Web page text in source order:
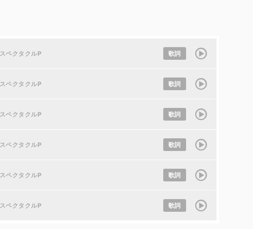
スペクタクルP 歌詞
スペクタクルP 歌詞
スペクタクルP 歌詞
スペクタクルP 歌詞
スペクタクルP 歌詞
スペクタクルP 歌詞